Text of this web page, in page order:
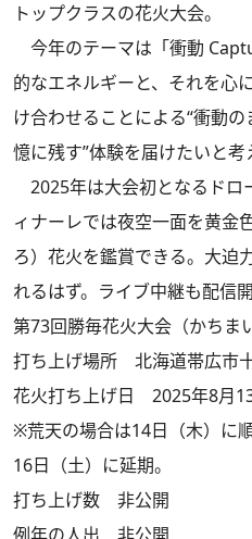
トップクラスの花火大会。
今年のテーマは「衝動
的なエネルギーと、それを心
け合わせることによる“衝動
憶に残す”体験を届けたいと
2025年は大会初となるドロ
ィナーレでは夜空一面を黄金
ろ）花火を鑑賞できる。大迫
れるはず。ライブ中継も配信開
第73回勝毎花火大会（かちま
打ち上げ場所 北海道帯広市
花火打ち上げ日 2025年8月
※荒天の場合は14日（木）に
16日（土）に延期。
打ち上げ数 非公開